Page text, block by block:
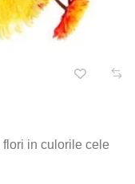
in culorile cele